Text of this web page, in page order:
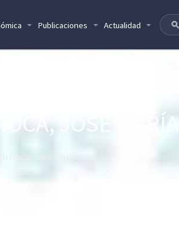
Publicaciones Actualidad
JOSÉ MARÍA
Roca, José María